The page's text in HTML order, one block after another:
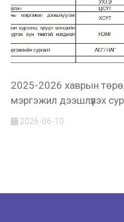
2025-2026 хаврын
мэргэжил дээшлүүлэх
2026-06-10